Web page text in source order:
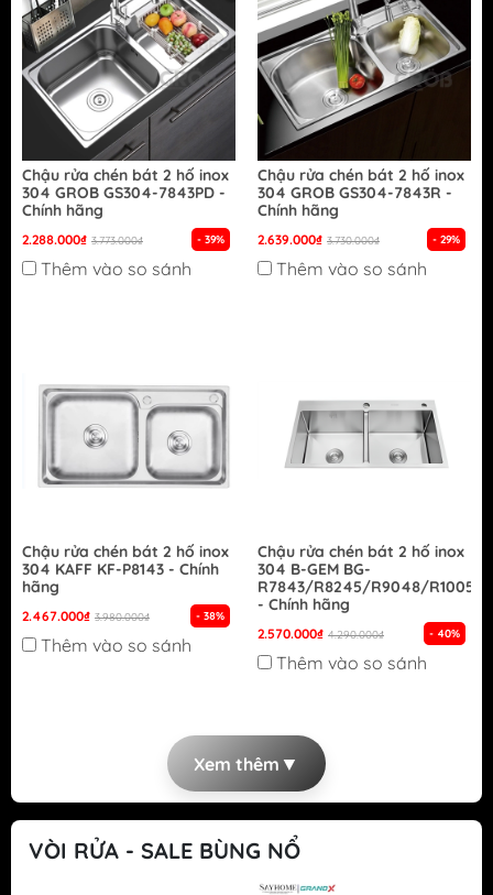
Chậu rửa chén bát 2 hố inox
304 GROB GS304-7843PD -
Chính hãng
2.288.000₫ 3.773.000₫ - 39%
Thêm vào so sánh
Chậu rửa chén bát 2 hố inox
304 GROB GS304-7843R -
Chính hãng
2.639.000₫ 3.730.000₫ - 29%
Thêm vào so sánh
Chậu rửa chén bát 2 hố inox
304 KAFF KF-P8143 - Chính
hãng
2.467.000₫ 3.980.000₫ - 38%
Thêm vào so sánh
Chậu rửa chén bát 2 hố inox
304 B-GEM BG-
R7843/R8245/R9048/
- Chính hãng
2.570.000₫ 4.290.000₫ - 40%
Thêm vào so sánh
Xem thêm ▼
VÒI RỬA - SALE BÙNG NỔ